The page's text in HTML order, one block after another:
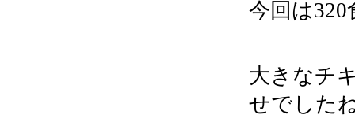
今回は
大きなチ
せでした